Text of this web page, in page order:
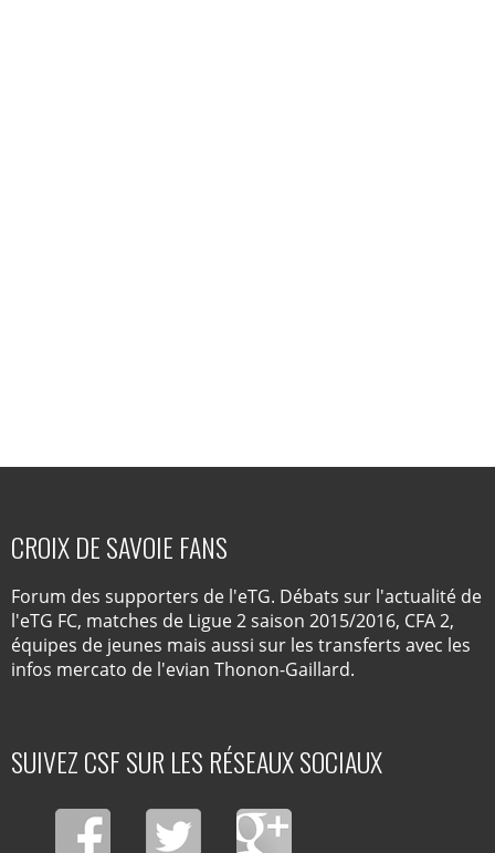
CROIX DE SAVOIE FANS
Forum des supporters de l'eTG. Débats sur l'actualité de
l'eTG FC, matches de Ligue 2 saison 2015/2016, CFA 2,
équipes de jeunes mais aussi sur les transferts avec les
infos mercato de l'evian Thonon-Gaillard.
SUIVEZ CSF SUR LES RÉSEAUX SOCIAUX